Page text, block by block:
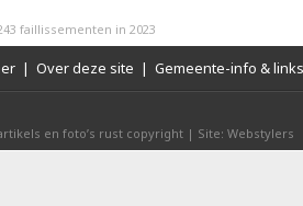
faillissementen in 2023
| Over deze site | Gemeente-info & links
en foto’s rust copyright | Site: Webstylers